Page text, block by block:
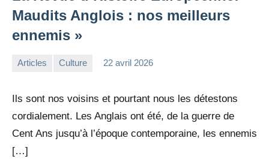
Maudits Anglois : nos meilleurs
ennemis »
Articles Culture 22 avril 2026
Ils sont nos voisins et pourtant nous les détestons
cordialement. Les Anglais ont été, de la guerre de
Cent Ans jusqu’à l’époque contemporaine, les ennemis
[…]